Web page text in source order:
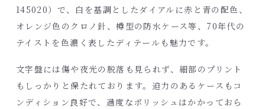
145020）で、白を基調としたダイアルに赤と青の配色、
オレンジ色のクロノ針、樽型の防水ケース等、70年代の
テイストを色濃く表したディテールも魅力です。
文字盤には傷や夜光の脱落も見られず、細部のプリント
もしっかりと保たれております。迫力のあるケースもコ
ンディション良好で、過度なポリッシュはかかっておら